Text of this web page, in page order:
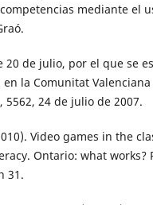
mediante el
20 de julio, por el que se
la Comunitat
24 de julio de 2007.
Video games in the
Ontario: what works?
31.